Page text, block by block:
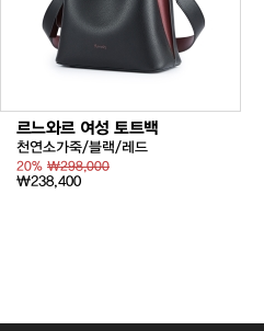
르느와르 여성 토트백
천연소가죽/블랙/레드
20% ₩298,000
₩238,400